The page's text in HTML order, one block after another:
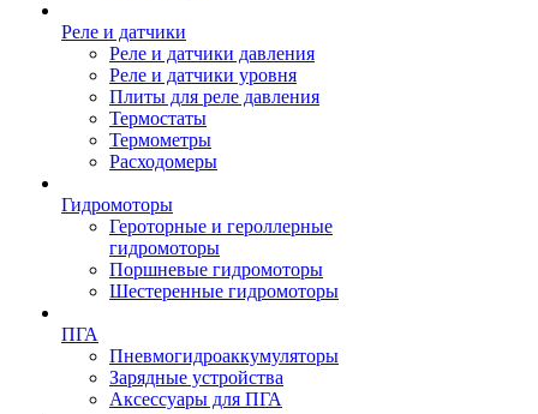
Реле и датчики
Реле и датчики давления
Реле и датчики уровня
Плиты для реле давления
Термостаты
Термометры
Расходомеры
Гидромоторы
Героторные и героллерные
гидромоторы
Поршневые гидромоторы
Шестеренные гидромоторы
ПГА
Пневмогидроаккумуляторы
Зарядные устройства
Аксессуары для ПГА